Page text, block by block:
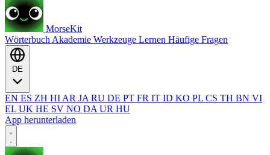
MorseKit
Wörterbuch Akademie Werkzeuge Lernen Häufige Fragen
EN ES ZH HI AR JA RU DE PT FR IT ID KO PL CS TH BN VI
EL UK HE SV NO DA UR HU
App herunterladen